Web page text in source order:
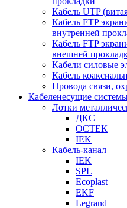
Кабель UTP
Кабель FTP
внутренней
Кабель FTP
внешней
Кабели силовые
Кабель
Провода связи,
Кабеленесущие
Лотки
ДКС
ОСТЕК
IEK
Кабель-канал
IEK
SPL
Ecoplast
EKF
Legrand